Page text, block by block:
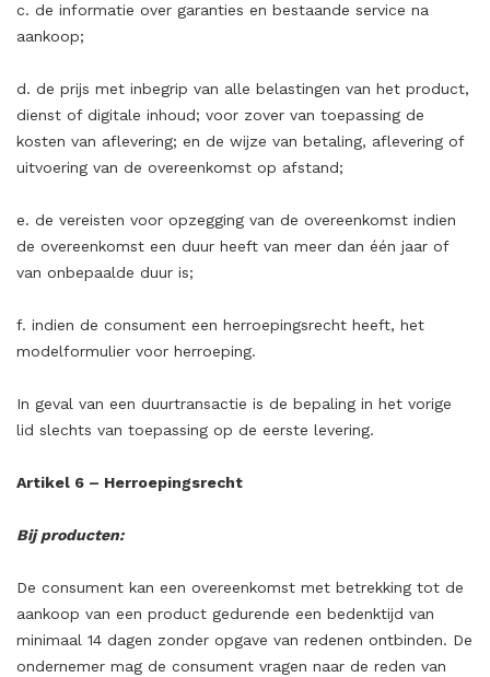
c. de informatie over garanties en bestaande service na
aankoop;
d. de prijs met inbegrip van alle belastingen van het product,
dienst of digitale inhoud; voor zover van toepassing de
kosten van aflevering; en de wijze van betaling, aflevering of
uitvoering van de overeenkomst op afstand;
e. de vereisten voor opzegging van de overeenkomst indien
de overeenkomst een duur heeft van meer dan één jaar of
van onbepaalde duur is;
f. indien de consument een herroepingsrecht heeft, het
modelformulier voor herroeping.
In geval van een duurtransactie is de bepaling in het vorige
lid slechts van toepassing op de eerste levering.
Artikel 6 – Herroepingsrecht
Bij producten:
De consument kan een overeenkomst met betrekking tot de
aankoop van een product gedurende een bedenktijd van
minimaal 14 dagen zonder opgave van redenen ontbinden. De
ondernemer mag de consument vragen naar de reden van